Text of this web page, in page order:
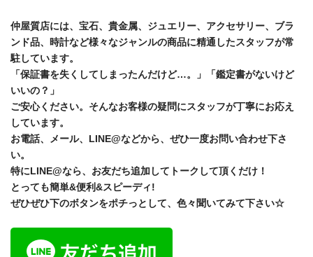
仲屋質店には、宝石、貴金属、ジュエリー、アクセサリー、ブラ
ンド品、時計など様々なジャンルの商品に精通したスタッフが常
駐しています。
「保証書を失くしてしまったんだけど…。」「鑑定書がないけど
いいの？」
ご安心ください。そんなお客様の疑問にスタッフが丁寧にお応え
しています。
お電話、メール、LINE@などから、ぜひ一度お問い合わせ下さ
い。
特にLINE@なら、お友だち追加してトークして頂くだけ！
とっても簡単&便利&スピーディ!
ぜひぜひ下のボタンをポチっとして、色々聞いてみて下さい☆